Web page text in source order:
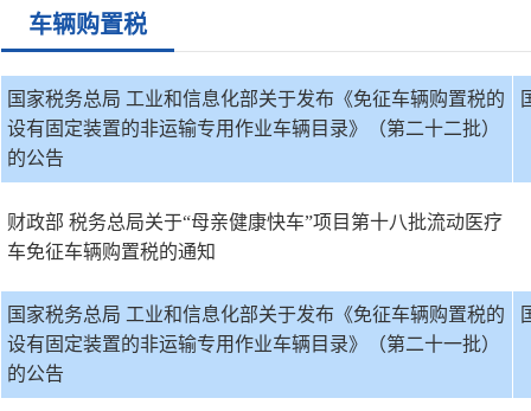
车辆购置税
国家税务总局 工业和信息化部关于发布《免征车辆购置税的
设有固定装置的非运输专用作业车辆目录》（第二十二批）
的公告
财政部 税务总局关于“母亲健康快车”项目第十八批流动医疗
车免征车辆购置税的通知
国家税务总局 工业和信息化部关于发布《免征车辆购置税的
设有固定装置的非运输专用作业车辆目录》（第二十一批）
的公告